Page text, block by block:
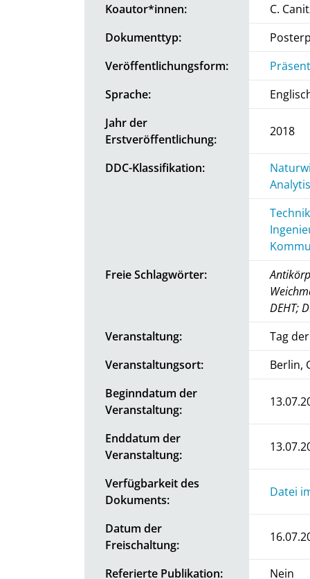
Koautor*innen:
C.
Dokumenttyp:
Veröffentlichungsform:
Sprache:
Jahr der
Erstveröffentlichung:
2018
DDC-Klassifikation:
Freie Schlagwörter:
DEHT;
Veranstaltung:
Tag
Veranstaltungsort:
Berlin,
Beginndatum der
Veranstaltung:
Enddatum der
Veranstaltung:
Verfügbarkeit des
Dokuments:
Datei
Datum der
Freischaltung:
Referierte Publikation: Nein